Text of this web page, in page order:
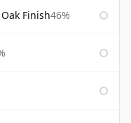
Finish46%